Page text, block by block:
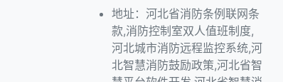
地址：河北省消防条例联网条
款,消防控制室双人值班制度,
河北城市消防远程监控系统,河
北智慧消防鼓励政策,河北省智